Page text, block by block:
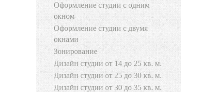
Оформление студии с одним
окном
Оформление студии с двумя
окнами
Зонирование
Дизайн студии от 14 до 25 кв. м.
Дизайн студии от 25 до 30 кв. м.
Дизайн студии от 30 до 35 кв. м.